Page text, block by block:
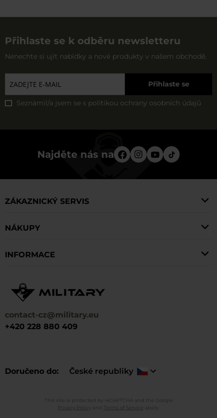
Přihlaste se k odběru newsletteru
Nenechte si ujít nabídky a nové produkty v našem obchodě.
Přihlaste se
Seznámil/a jsem se s politikou ochrany osobních údajů
Najděte nás na
contact-cz@military.eu
+420 228 880 409
Doručeno do České republiky
ZÁKAZNICKÝ SERVIS
NÁKUPY
INFORMACE
This site is protected by reCAPTCHA and the Google
Privacy Policy
and Terms of Service apply.